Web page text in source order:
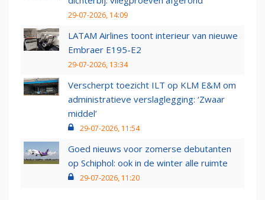
29-07-2026, 14:09
LATAM Airlines toont interieur van nieuwe
Embraer E195-E2
29-07-2026, 13:34
Verscherpt toezicht ILT op KLM E&M om
administratieve verslaglegging: ‘Zwaar
middel’
29-07-2026, 11:54
Goed nieuws voor zomerse debutanten
op Schiphol: ook in de winter alle ruimte
29-07-2026, 11:20